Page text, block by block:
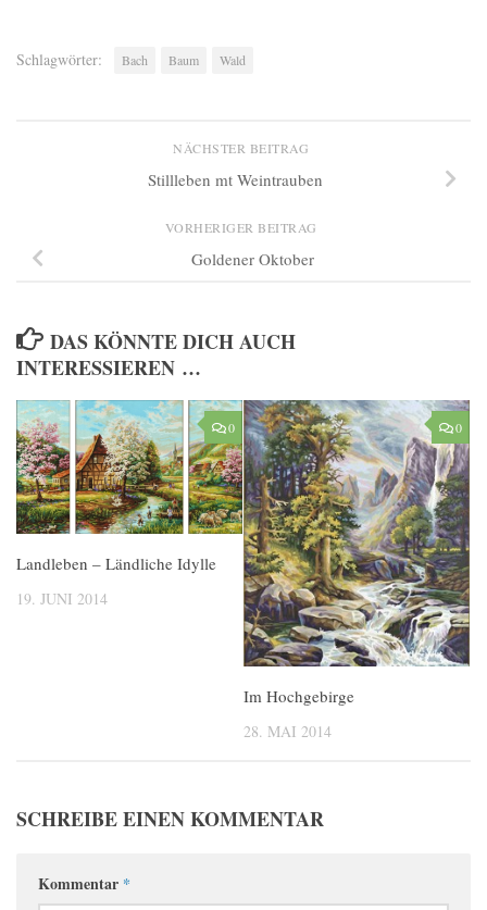
Schlagwörter: Bach Baum Wald
NÄCHSTER BEITRAG
Stillleben mt Weintrauben
VORHERIGER BEITRAG
Goldener Oktober
DAS KÖNNTE DICH AUCH
INTERESSIEREN …
0
Landleben – Ländliche Idylle
19. JUNI 2014
0
Im Hochgebirge
28. MAI 2014
SCHREIBE EINEN KOMMENTAR
Kommentar *